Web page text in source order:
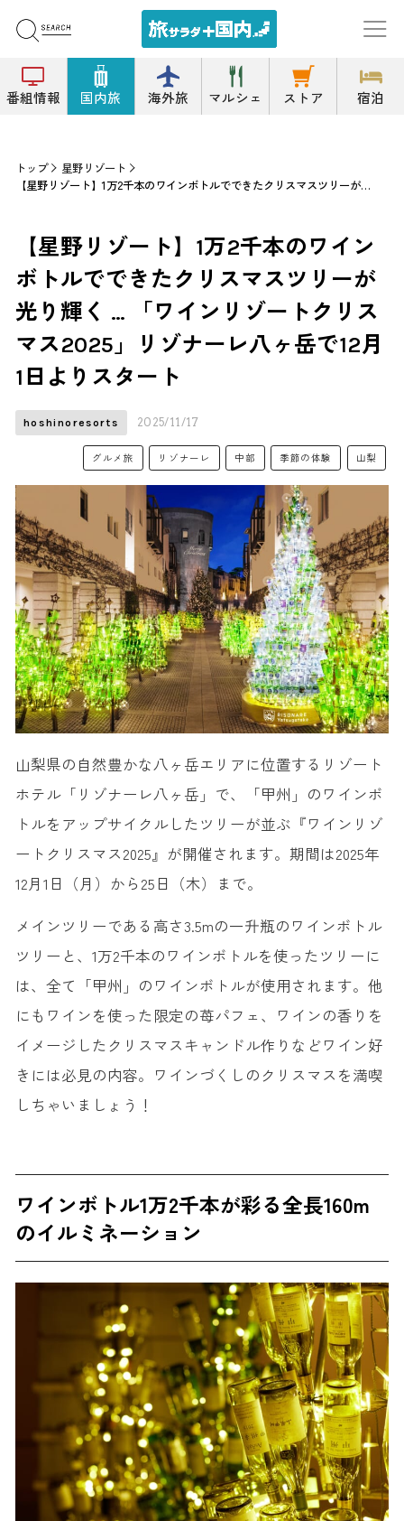
番組情報 国内旅 海外旅 マルシェ ストア 宿泊
トップ
星野リゾート
【星野リゾート】1万2千本のワインボトルでできたクリスマスツリーが光り輝く … 「ワインリゾートクリスマス2025」リゾナーレ八ヶ岳で12月1日よりスタート
【星野リゾート】1万2千本のワイン
ボトルでできたクリスマスツリーが
光り輝く … 「ワインリゾートクリス
マス2025」リゾナーレ八ヶ岳で12月
1日よりスタート
hoshinoresorts 2025/11/17
グルメ旅 リゾナーレ 中部 季節の体験 山梨
山梨県の自然豊かな八ヶ岳エリアに位置するリゾート
ホテル「リゾナーレ八ヶ岳」で、「甲州」のワインボ
トルをアップサイクルしたツリーが並ぶ『ワインリゾ
ートクリスマス2025』が開催されます。期間は2025年
12月1日（月）から25日（木）まで。
メインツリーである高さ3.5mの一升瓶のワインボトル
ツリーと、1万2千本のワインボトルを使ったツリーに
は、全て「甲州」のワインボトルが使用されます。他
にもワインを使った限定の苺パフェ、ワインの香りを
イメージしたクリスマスキャンドル作りなどワイン好
きには必見の内容。ワインづくしのクリスマスを満喫
しちゃいましょう！
ワインボトル1万2千本が彩る全長160m
のイルミネーション